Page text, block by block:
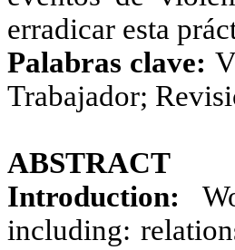
erradicar esta
Palabras clave:
Trabajador;
ABSTRACT
Introduction:
including: